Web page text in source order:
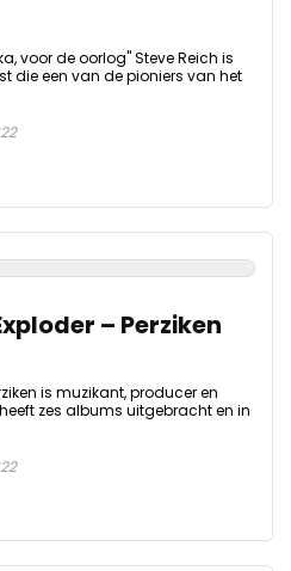
voor de oorlog" Steve Reich is
die een van de pioniers van het
– Perziken
is muzikant, producer en
zes albums uitgebracht en in